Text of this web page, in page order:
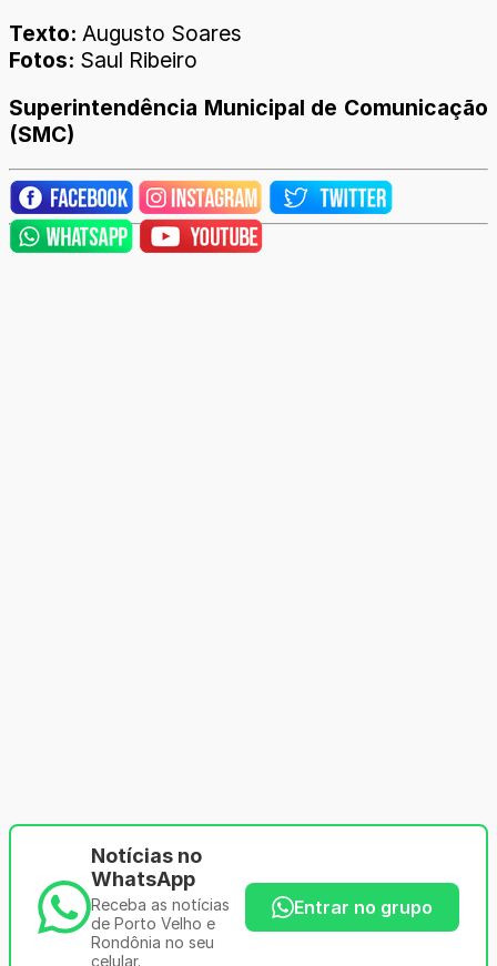
Texto: Augusto Soares
Fotos: Saul Ribeiro
Superintendência Municipal de Comunicação
(SMC)
Notícias no
WhatsApp
Receba as notícias
de Porto Velho e
Rondônia no seu
celular.
Entrar no grupo